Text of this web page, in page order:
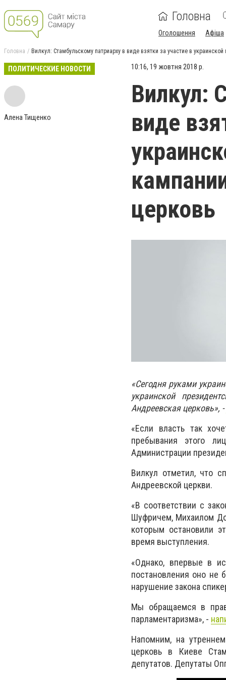
Головна
Оголошення Афіша
Головна Вилкул: Стамбульскому патриарху в виде взятки за участие в
ПОЛИТИЧЕСКИЕ НОВОСТИ
Алена Тищенко
10:16, 19 жовтня 2018 р.
Вилкул:
виде
церковь
«Сегодня руками
украинской
Андреевская церковь», -
«Если власть так
пребывания этого
Администрации
Вилкул отметил, что
Андреевской церкви.
«В соответствии с
Шуфричем, Михаилом
которым остановили
время выступления.
«Однако, впервые в
постановления оно не
нарушение закона
Мы обращаемся в
парламентаризма», -
Напомним, на
церковь в Киеве
депутатов. Депутаты